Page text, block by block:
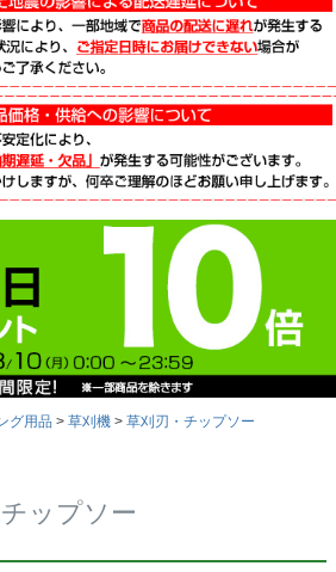
グ用品 草刈機
草刈刃・チップソー
チップソー